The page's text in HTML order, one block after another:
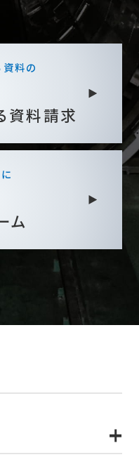
資料の
資料請求
ム